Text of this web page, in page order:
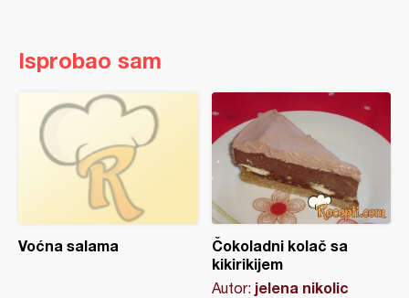
Isprobao sam
Voćna salama
Čokoladni kolač sa
kikirikijem
Autor: jelena nikolic